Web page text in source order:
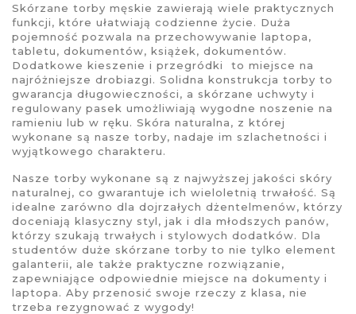
Skórzane torby męskie zawierają wiele praktycznych
funkcji, które ułatwiają codzienne życie. Duża
pojemność pozwala na przechowywanie laptopa,
tabletu, dokumentów, książek, dokumentów.
Dodatkowe kieszenie i przegródki
to miejsce na
najróżniejsze drobiazgi. Solidna konstrukcja torby to
gwarancja długowieczności, a skórzane uchwyty i
regulowany pasek umożliwiają wygodne noszenie na
ramieniu lub w ręku. Skóra naturalna, z której
wykonane są nasze torby, nadaje im szlachetności i
wyjątkowego charakteru.
Nasze torby wykonane są z najwyższej jakości skóry
naturalnej, co gwarantuje ich wieloletnią trwałość. Są
idealne zarówno dla dojrzałych dżentelmenów, którzy
doceniają klasyczny styl, jak i dla młodszych panów,
którzy szukają trwałych i stylowych dodatków. Dla
studentów duże skórzane torby to nie tylko element
galanterii, ale także praktyczne rozwiązanie,
zapewniające odpowiednie miejsce na dokumenty i
laptopa. Aby przenosić swoje rzeczy z klasa, nie
trzeba rezygnować z wygody!